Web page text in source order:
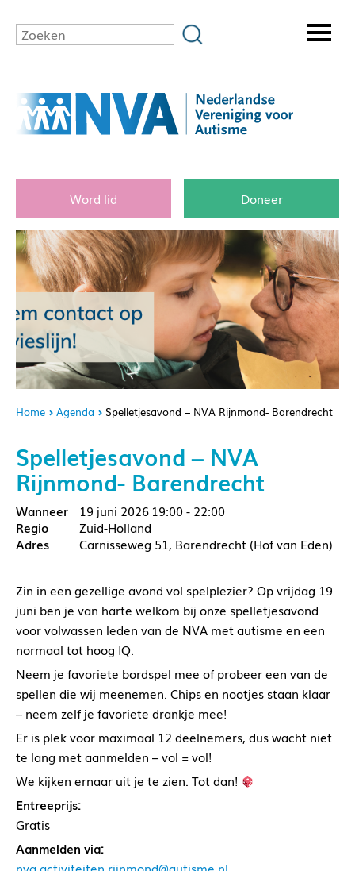
Word lid Doneer
Home Agenda Spelletjesavond – NVA Rijnmond- Barendrecht
Spelletjesavond – NVA
Rijnmond- Barendrecht
19 juni 2026 19:00 - 22:00
Zuid-Holland
Carnisseweg 51, Barendrecht (Hof van Eden)
Zin in een gezellige avond vol spelplezier? Op vrijdag 19
juni ben je van harte welkom bij onze spelletjesavond
voor volwassen leden van de NVA met autisme en een
normaal tot hoog IQ.
Neem je favoriete bordspel mee of probeer een van de
spellen die wij meenemen. Chips en nootjes staan klaar
– neem zelf je favoriete drankje mee!
Er is plek voor maximaal 12 deelnemers, dus wacht niet
te lang met aanmelden – vol = vol!
We kijken ernaar uit je te zien. Tot dan!
Entreeprijs:
Gratis
Aanmelden via: